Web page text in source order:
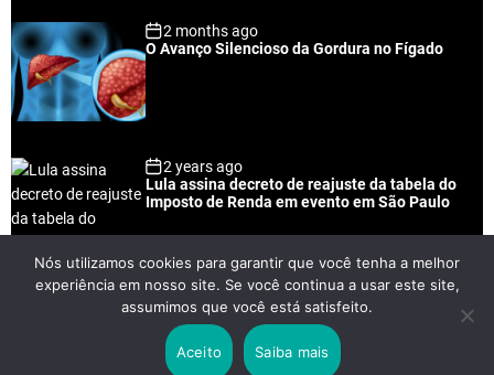
2 months ago
O Avanço Silencioso da Gordura no Fígado
2 years ago
Lula assina decreto de reajuste da tabela do
Imposto de Renda em evento em São Paulo
2 years ago
Lei Rouanet e Petrobras financiam evento em
que Lula pediu votos para Boulos
Nós utilizamos cookies para garantir que você tenha a melhor
experiência em nosso site. Se você continua a usar este site,
assumimos que você está satisfeito.
Aceito Saiba mais